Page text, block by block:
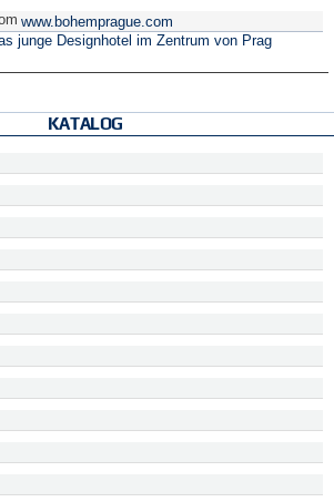
www.bohemprague.com
junge Designhotel im Zentrum von Prag
KATALOG